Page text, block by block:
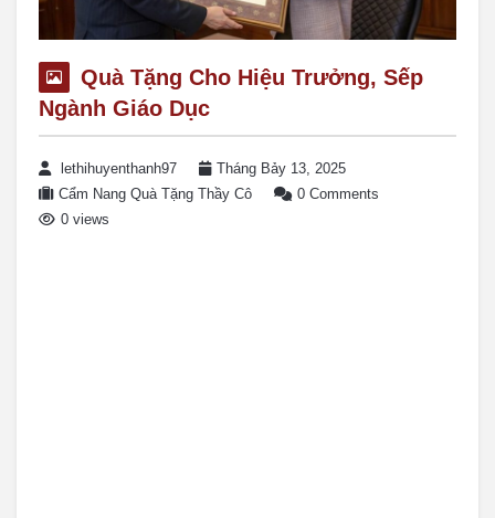
Quà Tặng Cho Hiệu Trưởng, Sếp
Ngành Giáo Dục
lethihuyenthanh97
Tháng Bảy 13, 2025
Cẩm Nang Quà Tặng Thầy Cô
0 Comments
0 views